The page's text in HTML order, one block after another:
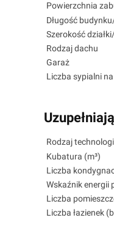
Powierzchnia
Długość
Szerokość
Rodzaj dachu
Garaż
Liczba sypialni
Rodzaj
Kubatura (m³)
Liczba
Wskaźnik energii
Liczba
Liczba łazienek